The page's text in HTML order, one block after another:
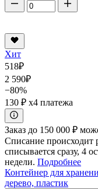
Хит
518₽
2 590₽
−80%
130 ₽ x4 платежа
Заказ до 150 000 ₽
Списание
списывается сразу, 4
недели. Подробнее
Контейнер для
дерево, пластик